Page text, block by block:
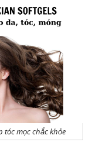
tóc mọc chắc khỏe